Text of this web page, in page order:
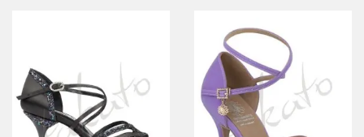
SZCZEGÓŁY